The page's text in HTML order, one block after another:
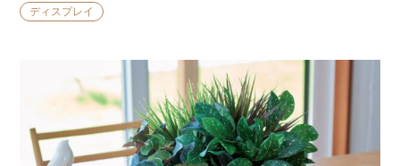
ディスプレイ